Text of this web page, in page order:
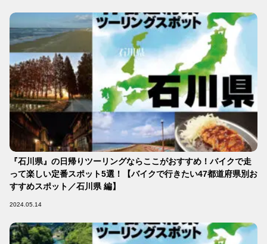
『石川県』の日帰りツーリングならここがおすすめ！バイクで走
って楽しい定番スポット5選！【バイクで行きたい47都道府県別お
すすめスポット／石川県 編】
2024.05.14